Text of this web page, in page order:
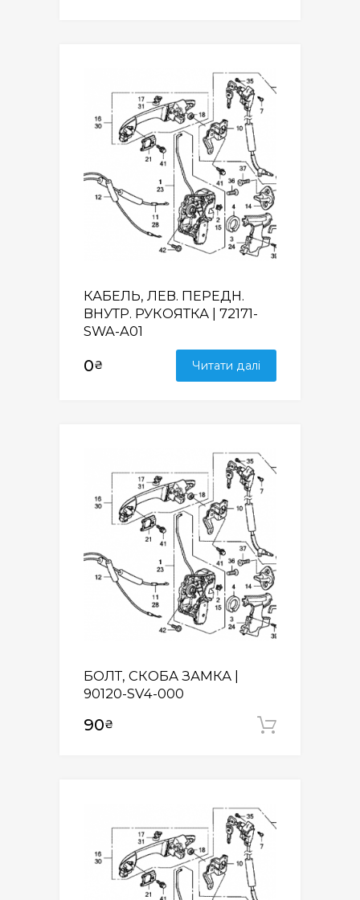
КАБЕЛЬ, ЛЕВ. ПЕРЕДН.
ВНУТР. РУКОЯТКА | 72171-
SWA-A01
0₴ Читати далі
БОЛТ, СКОБА ЗАМКА |
90120-SV4-000
90₴